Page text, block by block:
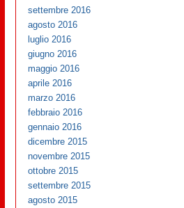
settembre 2016
agosto 2016
luglio 2016
giugno 2016
maggio 2016
aprile 2016
marzo 2016
febbraio 2016
gennaio 2016
dicembre 2015
novembre 2015
ottobre 2015
settembre 2015
agosto 2015